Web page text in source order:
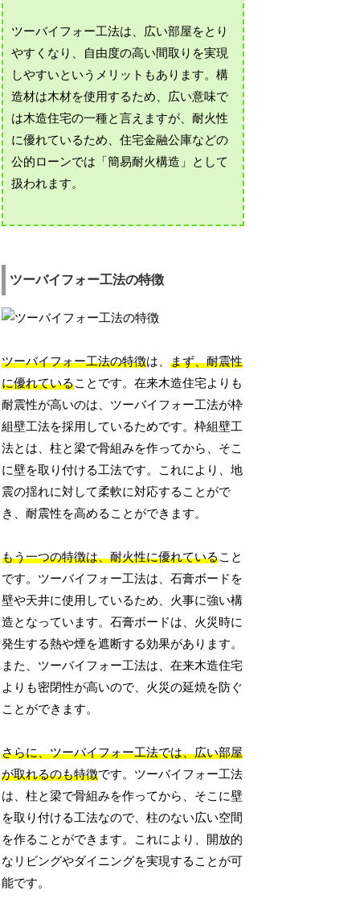
ツーバイフォー工法は、広い部屋をとり
やすくなり、自由度の高い間取りを実現
しやすいというメリットもあります。構
造材は木材を使用するため、広い意味で
は木造住宅の一種と言えますが、耐火性
に優れているため、住宅金融公庫などの
公的ローンでは「簡易耐火構造」として
扱われます。
ツーバイフォー工法の特徴
ツーバイフォー工法の特徴は、まず、耐震性
に優れていることです。在来木造住宅よりも
耐震性が高いのは、ツーバイフォー工法が枠
組壁工法を採用しているためです。枠組壁工
法とは、柱と梁で骨組みを作ってから、そこ
に壁を取り付ける工法です。これにより、地
震の揺れに対して柔軟に対応することがで
き、耐震性を高めることができます。
もう一つの特徴は、耐火性に優れていること
です。ツーバイフォー工法は、石膏ボードを
壁や天井に使用しているため、火事に強い構
造となっています。石膏ボードは、火災時に
発生する熱や煙を遮断する効果があります。
また、ツーバイフォー工法は、在来木造住宅
よりも密閉性が高いので、火災の延焼を防ぐ
ことができます。
さらに、ツーバイフォー工法では、広い部屋
が取れるのも特徴です。ツーバイフォー工法
は、柱と梁で骨組みを作ってから、そこに壁
を取り付ける工法なので、柱のない広い空間
を作ることができます。これにより、開放的
なリビングやダイニングを実現することが可
能です。